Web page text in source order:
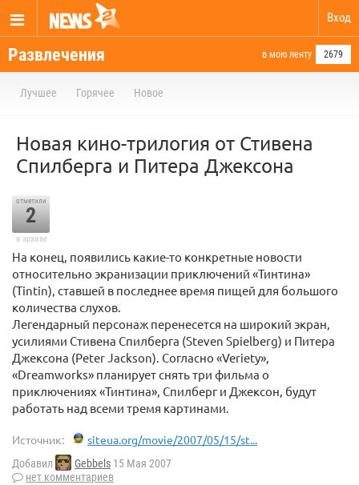
Вход
Развлечения в мою ленту 2679
Лучшее Горячее Новое
Новая кино-трилогия от Стивена
Спилберга и Питера Джексона
отметили
2
в архиве
На конец, появились какие-то конкретные новости
относительно экранизации приключений «Тинтина»
(Tintin), ставшей в последнее время пищей для большого
количества слухов.
Легендарный персонаж перенесется на широкий экран,
усилиями Стивена Спилберга (Steven Spielberg) и Питера
Джексона (Peter Jackson). Согласно «Veriety»,
«Dreamworks» планирует снять три фильма о
приключениях «Тинтина», Спилберг и Джексон, будут
работать над всеми тремя картинами.
Источник: siteua.org/movie/2007/05/15/st...
Добавил Gebbels 15 Мая 2007
нет комментариев